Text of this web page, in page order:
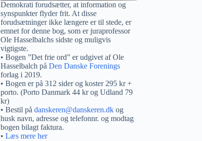
Demokrati forudsætter, at information og
synspunkter flyder frit. At disse
forudsætninger ikke længere er til stede, er
emnet for denne bog, som er juraprofessor
Ole Hasselbalchs sidste og muligvis
vigtigste.
• Bogen ”Det frie ord” er udgivet af Ole
Hasselbalch påDen Danske Forenings
forlag i 2019.
• Bogen er på 312 sider og koster 295 kr +
porto. (Porto Danmark 44 kr og Udland 79
kr)
• Bestil pådanskeren@danskeren.dk og
husk navn, adresse og telefonnr. og modtag
bogen bilagt faktura.
•Læs mere her